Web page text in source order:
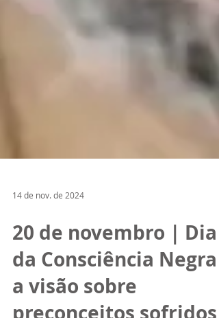
14 de nov. de 2024
20 de novembro | Dia
da Consciência Negra –